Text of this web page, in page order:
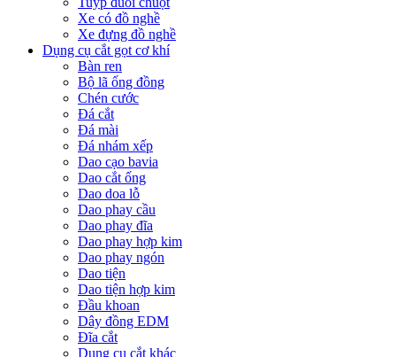
Xe có đồ nghề
Xe đựng đồ nghề
Dụng cụ cắt gọt cơ khí
Bàn ren
Bộ lã ống đồng
Chén cước
Đá cắt
Đá mài
Đá nhám xếp
Dao cạo bavia
Dao cắt ống
Dao doa lỗ
Dao phay cầu
Dao phay đĩa
Dao phay hợp kim
Dao phay ngón
Dao tiện
Dao tiện hợp kim
Đầu khoan
Dây đồng EDM
Đĩa cắt
Dụng cụ cắt khác